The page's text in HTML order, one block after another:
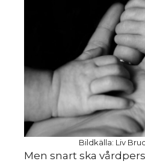
Bildkälla: Liv
Men snart ska